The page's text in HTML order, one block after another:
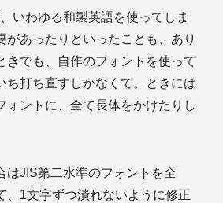
いわゆる和製英語を使ってしま
があったりといったことも、あり
きでも、自作のフォントを使って
ち打ち直すしかなくて。ときには
ォントに、全て長体をかけたりし
はJIS第二水準のフォントを全
、1文字ずつ潰れないように修正